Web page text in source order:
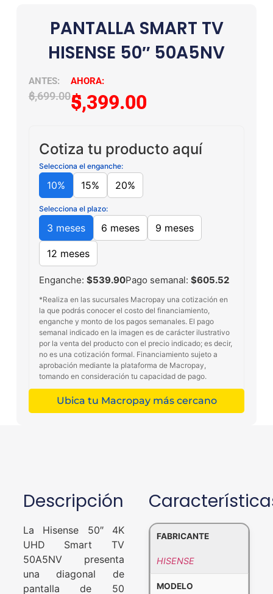
PANTALLA SMART TV
HISENSE 50″ 50A5NV
$
6,699.00$
5,399.00
Cotiza tu producto aquí
Selecciona el enganche:
10% 15% 20%
Selecciona el plazo:
3 meses 6 meses 9 meses
12 meses
Enganche: $539.90Pago semanal: $605.52
*Realiza en las sucursales Macropay una cotización en
la que podrás conocer el costo del financiamiento,
enganche y monto de los pagos semanales. El pago
semanal indicado en la imagen es de carácter ilustrativo
por la venta del producto con el precio indicado; es decir,
no es una cotización formal. Financiamiento sujeto a
aprobación mediante la plataforma de Macropay,
tomando en consideración tu capacidad de pago.
Ubica tu Macropay más cercano
Descripción
La Hisense 50″ 4K
UHD Smart TV
50A5NV presenta
una diagonal de
pantalla de 50
FABRICANTE
HISENSE
MODELO